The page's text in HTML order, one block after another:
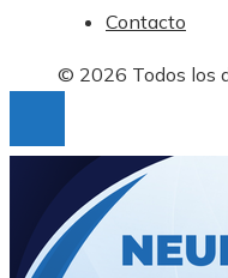
Contacto
© 2026 Todos los